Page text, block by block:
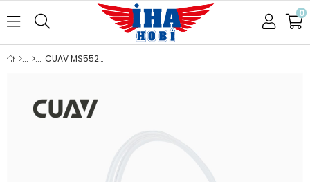
0
CUAV MS5525 V5 X7 Pixhack Pixhawk Dijital Hava Hızı Sensörü